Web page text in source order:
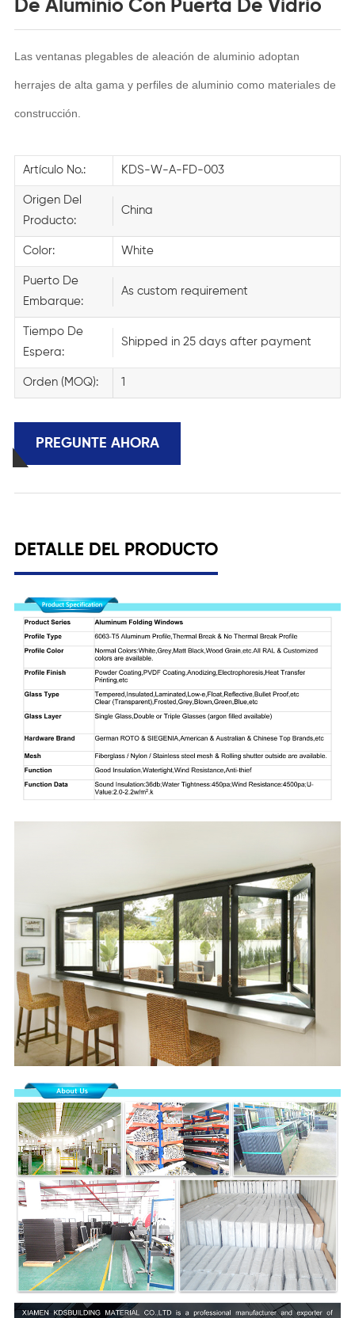
De Aluminio Con Puerta De Vidrio
Las ventanas plegables de aleación de aluminio adoptan
herrajes de alta gama y perfiles de aluminio como materiales de
construcción.
Artículo No.: KDS-W-A-FD-003
Origen Del
Producto:
China
Color: White
Puerto De
Embarque:
As custom requirement
Tiempo De
Espera:
Shipped in 25 days after payment
Orden (MOQ): 1
PREGUNTE AHORA
DETALLE DEL PRODUCTO